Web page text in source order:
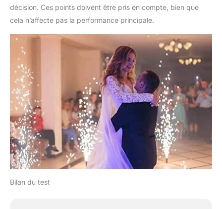
décision. Ces points doivent être pris en compte, bien que
cela n’affecte pas la performance principale.
Bilan du test